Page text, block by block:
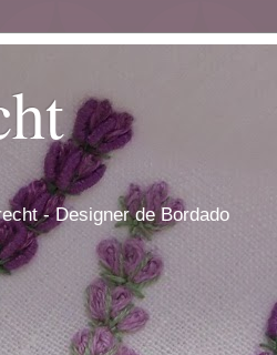
- Designer de Bordado